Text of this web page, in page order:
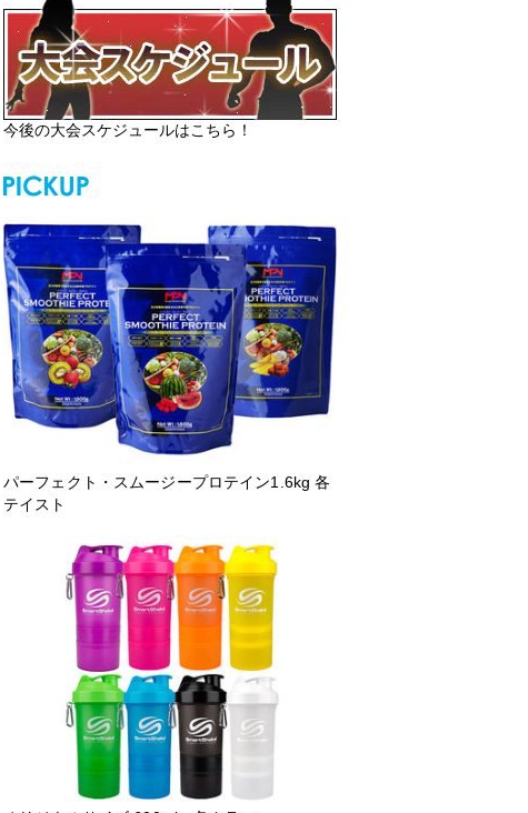
今後の大会スケジュールはこちら！
パーフェクト・スムージープロテイン1.6kg 各
テイスト